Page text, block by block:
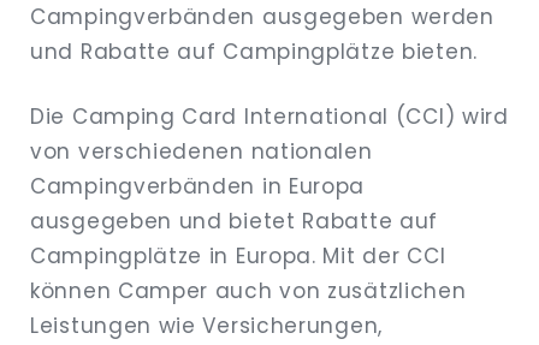
Campingverbänden ausgegeben werden
und Rabatte auf Campingplätze bieten.
Die Camping Card International (CCI) wird
von verschiedenen nationalen
Campingverbänden in Europa
ausgegeben und bietet Rabatte auf
Campingplätze in Europa. Mit der CCI
können Camper auch von zusätzlichen
Leistungen wie Versicherungen,